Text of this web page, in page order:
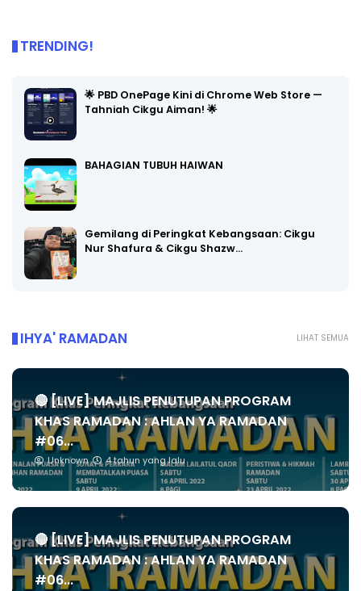
TRENDING!
🌟 PBD OnePage Kini di Chrome Web Store —
Tahniah Cikgu Aiman! 🌟
BAHAGIAN TUBUH HAIWAN
Gemilang di Peringkat Kebangsaan: Cikgu
Nur Shafura & Cikgu Shazw…
LIHAT SEMUA
IHYA' RAMADAN
🔴 [LIVE] MAJLIS PENUTUPAN PROGRAM
KHAS RAMADAN : AHLAN YA RAMADAN
#06...
Unknown 4 tahun yang lalu
🔴 [LIVE] MAJLIS PENUTUPAN PROGRAM
KHAS RAMADAN : AHLAN YA RAMADAN
#06...